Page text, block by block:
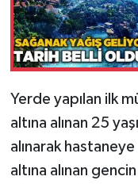
Yerde yapılan ilk
altına alınan 25
alınarak
altına alınan
Resmi İlan
Röportaj
Sağlık
SİYASET
Spor